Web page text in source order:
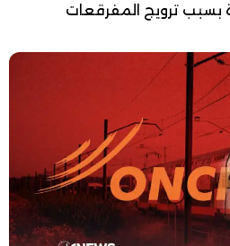
ترويج المفرقعات